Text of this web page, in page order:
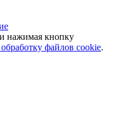
нажимая кнопку
обработку файлов cookie.